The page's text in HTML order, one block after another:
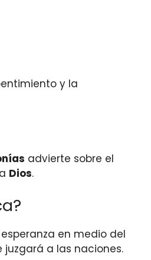
y la
advierte sobre el
Dios.
en medio del
a las naciones.